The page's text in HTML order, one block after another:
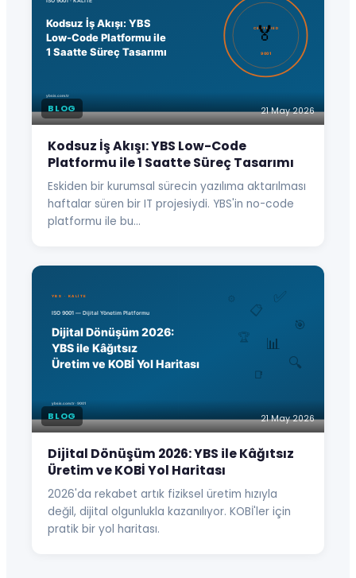
BLOG 21 May 2026
Kodsuz İş Akışı: YBS Low-Code
Platformu ile 1 Saatte Süreç Tasarımı
Eskiden bir kurumsal sürecin yazılıma aktarılması
haftalar süren bir IT projesiydi. YBS'in no-code
platformu ile bu…
BLOG 21 May 2026
Dijital Dönüşüm 2026: YBS ile Kâğıtsız
Üretim ve KOBİ Yol Haritası
2026'da rekabet artık fiziksel üretim hızıyla
değil, dijital olgunlukla kazanılıyor. KOBİ'ler için
pratik bir yol haritası.